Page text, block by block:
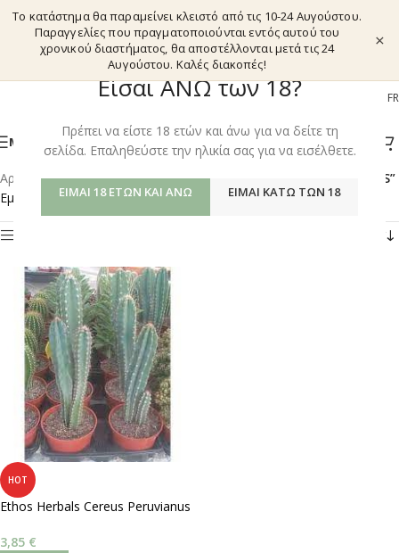
Είσαι ΑΝΩ των 18?
Πρέπει να είστε 18 ετών και άνω για να δείτε τη
σελίδα. Επαληθεύστε την ηλικία σας για να εισέλθετε.
ΕΊΜΑΙ 18 ΕΤΏΝ ΚΑΙ ΆΝΩ ΕΊΜΑΙ ΚΆΤΩ ΤΩΝ 18
Το κατάστημα θα παραμείνει κλειστό από τις 10-24 Αυγούστου.
Παραγγελίες που πραγματοποιούνται εντός αυτού του
χρονικού διαστήματος, θα αποστέλλονται μετά τις 24
Αυγούστου. Καλές διακοπές!
×
EL FR
ΜΕΝΟΎ
Αρχική σελίδα/Shop/Προϊόντα με ετικέτα “CEREUS PERUVIANUS”
Εμφάνιση του μοναδικού αποτελέσματος
HOT
Ethos Herbals Cereus Peruvianus
3,85 €